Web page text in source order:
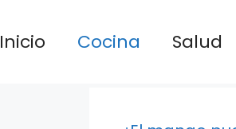
Inicio Cocina Salud